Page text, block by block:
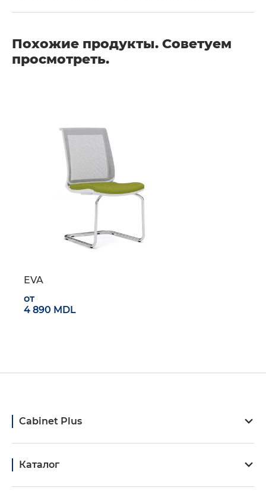
Похожие продукты. Советуем
просмотреть.
EVA
от
4 890 MDL
Cabinet Plus
Каталог